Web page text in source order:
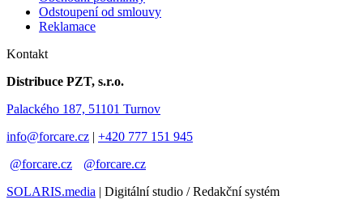
Odstoupení od smlouvy
Reklamace
Kontakt
Distribuce PZT, s.r.o.
Palackého 187, 51101 Turnov
info@forcare.cz | +420 777 151 945
@forcare.cz
@forcare.cz
SOLARIS.media | Digitální studio / Redakční systém